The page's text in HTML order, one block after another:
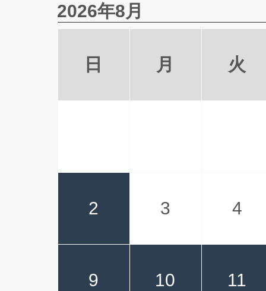
2026年8月
日 月 火
2 3 4
9 10 11